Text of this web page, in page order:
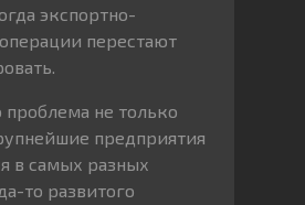
экспортно-
перестают
проблема не только
предприятия
в самых разных
то развитого